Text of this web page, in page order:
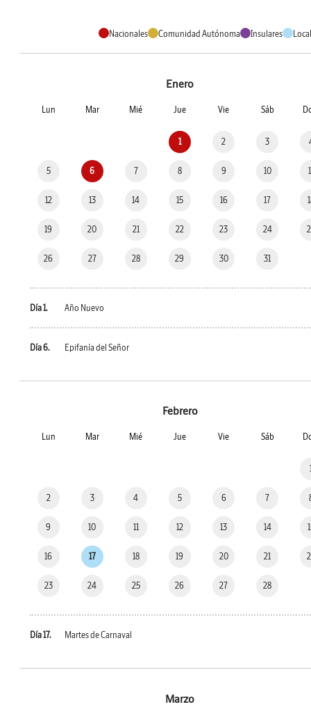
Nacionales Comunidad Autónoma Insulares
Enero
Lun Mar Mié Jue Vie Sáb
1 2 3
5 6 7 8 9 10
12 13 14 15 16 17
19 20 21 22 23 24
26 27 28 29 30 31
Día 1. Año Nuevo
Día 6. Epifanía del Señor
Febrero
Lun Mar Mié Jue Vie Sáb
2 3 4 5 6 7
9 10 11 12 13 14
16 17 18 19 20 21
23 24 25 26 27 28
Día 17. Martes de Carnaval
Marzo